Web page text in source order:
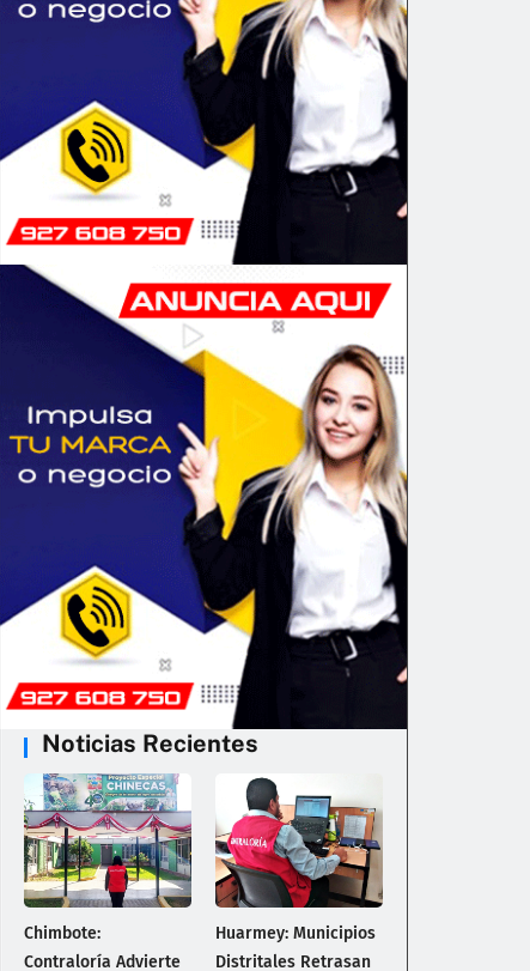
Noticias Recientes
Chimbote:
Contraloría Advierte
Huarmey: Municipios
Distritales Retrasan